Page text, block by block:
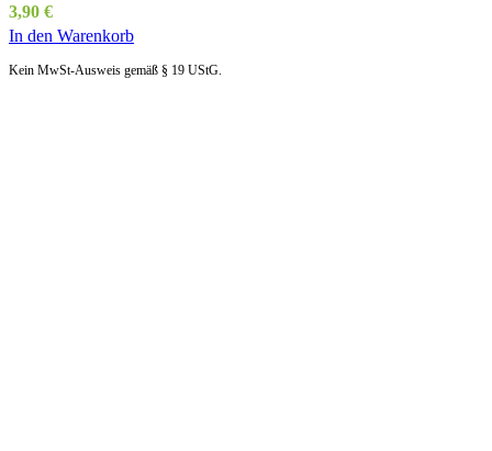
3,90 €
In den Warenkorb
Kein MwSt-Ausweis gemäß § 19 UStG.